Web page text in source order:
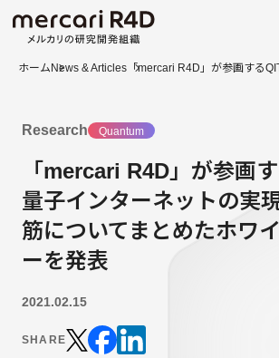
ホーム News & Articles 「mercari R4D」が参画する
Research Quantum
「mercari R4D」が参画す
量子インターネットの実
筋についてまとめたホワ
ーを発表
2021.02.15
SHARE